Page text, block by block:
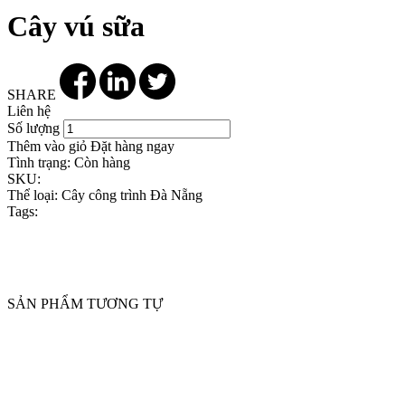
Cây vú sữa
SHARE
Liên hệ
Số lượng
Thêm vào giỏ Đặt hàng ngay
Tình trạng: Còn hàng
SKU:
Thể loại: Cây công trình Đà Nẵng
Tags:
SẢN PHẨM TƯƠNG TỰ